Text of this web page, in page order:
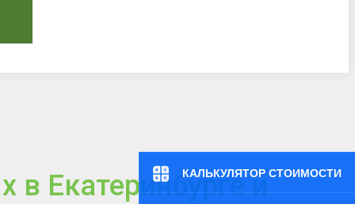
КАЛЬКУЛЯТОР СТОИМОСТИ
в Екатеринбурге и